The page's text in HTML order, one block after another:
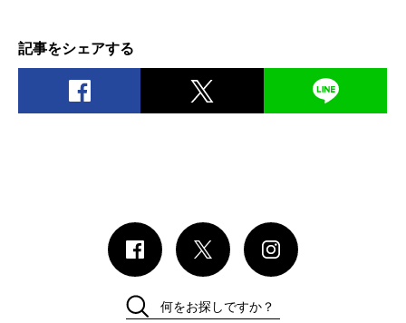
記事をシェアする
何をお探しですか？